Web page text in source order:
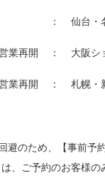
： 仙台・
業再開 ： 大阪シ
業再開 ： 札幌・
避のため、【事前予
、ご予約のお客様の